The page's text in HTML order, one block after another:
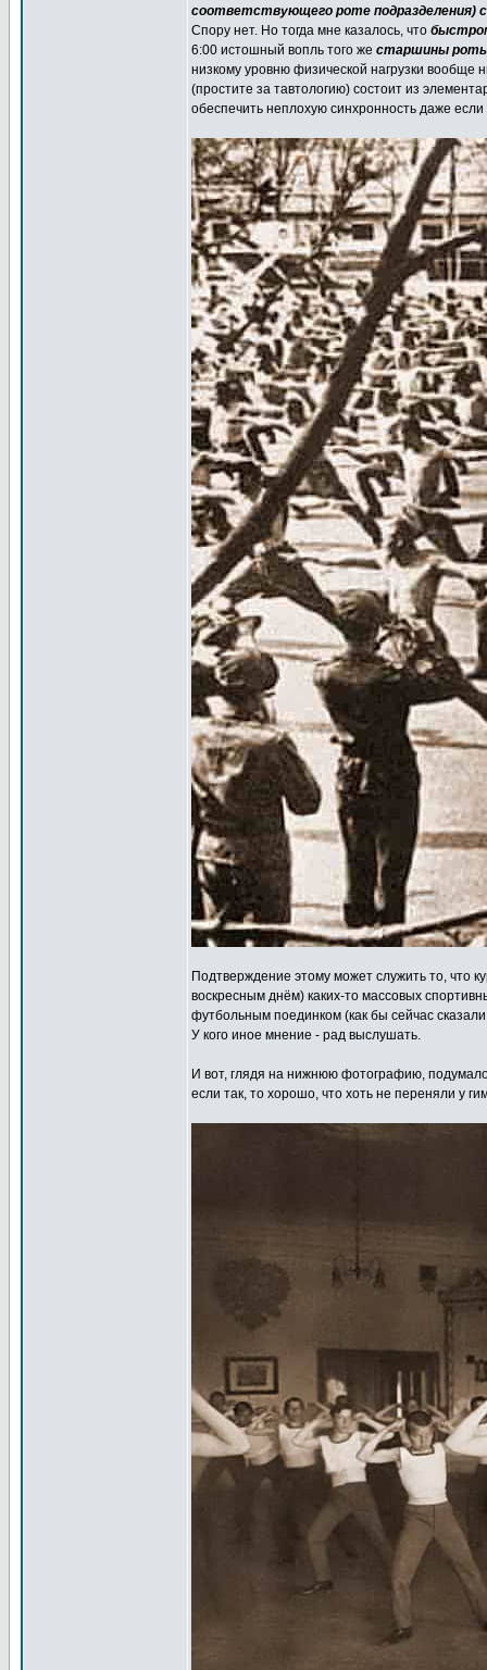
соответствующего роте
Спору нет. Но тогда мне казалось, что
6:00 истошный вопль того же старшины роты
низкому уровню физической нагрузки вообще
(простите за тавтологию) состоит из
обеспечить неплохую синхронность даже
Подтверждение этому может служить то, что
воскресным днём) каких-то массовых
футбольным поединком (как бы сейчас
У кого иное мнение - рад выслушать.
И вот, глядя на нижнюю фотографию,
если так, то хорошо, что хоть не переняли у